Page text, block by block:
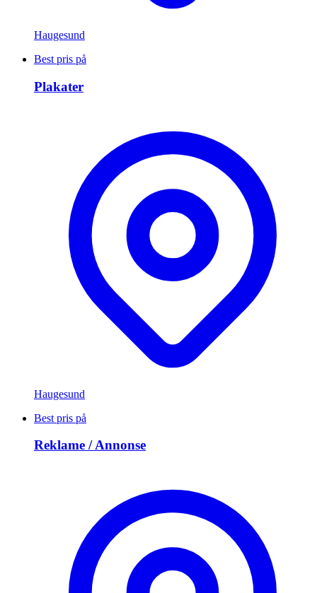
Haugesund
Best pris på
Plakater
Haugesund
Best pris på
Reklame / Annonse